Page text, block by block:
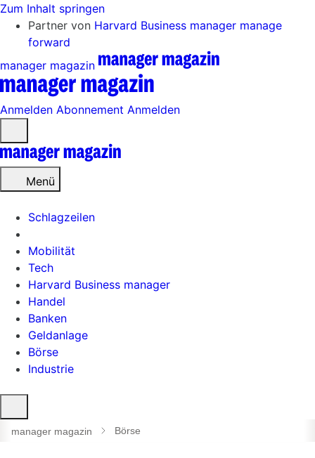
Zum Inhalt springen
Partner von Harvard Business manager manage
forward
manager magazin
Anmelden Abonnement Anmelden
öffnen
Menü
Schlagzeilen
Mobilität
Tech
Harvard Business manager
Handel
Banken
Geldanlage
Börse
Industrie
öffnen
manager magazin Börse